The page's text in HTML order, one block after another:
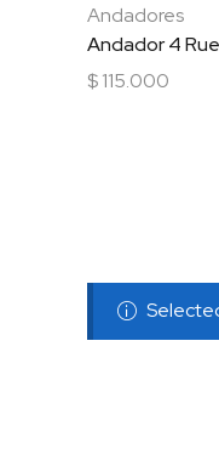
Andadores
Andador 4
$115.000